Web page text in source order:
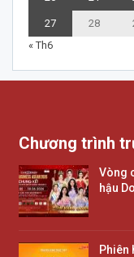
27 28
« Th6
Chương trình
Vòng
hậu
Phiên